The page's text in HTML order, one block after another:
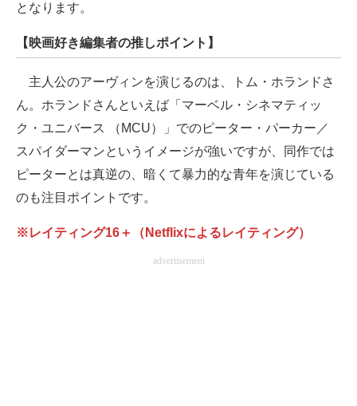
となります。
【映画好き編集者の推しポイント】
主人公のアーヴィンを演じるのは、トム・ホランドさ
ん。ホランドさんといえば「マーベル・シネマティッ
ク・ユニバース （MCU）」でのピーター・パーカー／
スパイダーマンというイメージが強いですが、同作では
ピーターとは真逆の、暗くて暴力的な青年を演じている
のも注目ポイントです。
※レイティング16＋（Netflixによるレイティング）
advertisement